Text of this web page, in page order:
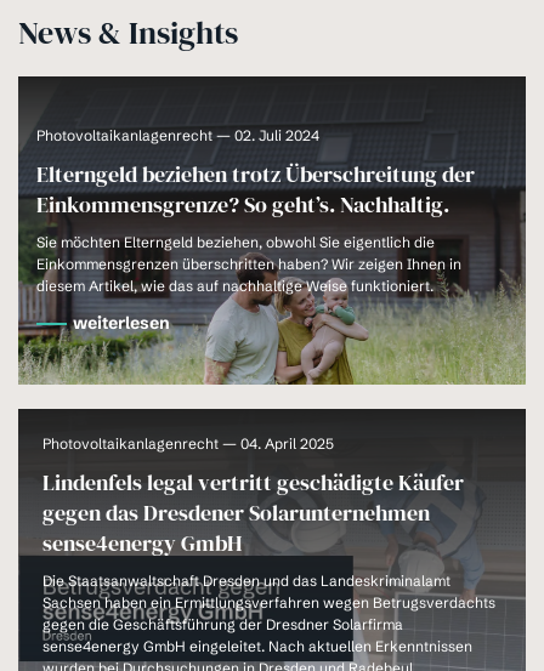
News & Insights
Photovoltaikanlagenrecht — 02. Juli 2024
Elterngeld beziehen trotz Überschreitung der
Einkommensgrenze? So geht’s. Nachhaltig.
Sie möchten Elterngeld beziehen, obwohl Sie eigentlich die
Einkommensgrenzen überschritten haben? Wir zeigen Ihnen in
diesem Artikel, wie das auf nachhaltige Weise funktioniert.
weiterlesen
Photovoltaikanlagenrecht — 04. April 2025
Lindenfels legal vertritt geschädigte Käufer
gegen das Dresdener Solarunternehmen
sense4energy GmbH
Die Staatsanwaltschaft Dresden und das Landeskriminalamt
Sachsen haben ein Ermittlungsverfahren wegen Betrugsverdachts
gegen die Geschäftsführung der Dresdner Solarfirma
sense4energy GmbH eingeleitet. Nach aktuellen Erkenntnissen